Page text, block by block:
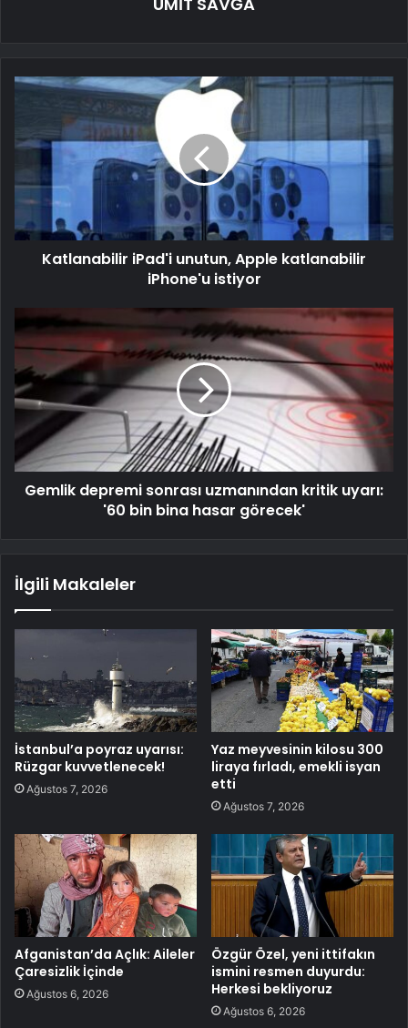
Katlanabilir iPad'i unutun, Apple katlanabilir
iPhone'u istiyor
Gemlik depremi sonrası uzmanından kritik uyarı:
'60 bin bina hasar görecek'
İlgili Makaleler
İstanbul’a poyraz uyarısı:
Rüzgar kuvvetlenecek!
Ağustos 7, 2026
Yaz meyvesinin kilosu 300
liraya fırladı, emekli isyan
etti
Ağustos 7, 2026
Afganistan’da Açlık: Aileler
Çaresizlik İçinde
Ağustos 6, 2026
Özgür Özel, yeni ittifakın
ismini resmen duyurdu:
Herkesi bekliyoruz
Ağustos 6, 2026